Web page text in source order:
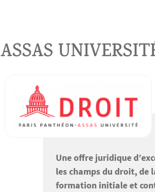
ASSAS
Une offre juridique
les champs du droit, de
formation initiale et